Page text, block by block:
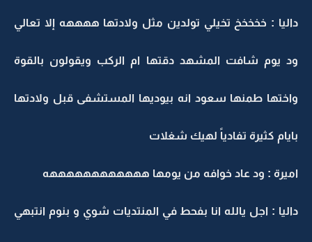
داليا : خخخخخ تخيلي تولدين مثل ولادتها ههههه إلا تعالي
ود يوم شافت المشهد دقتها ام الركب ويقولون بالقوة
واختها طمنها سعود انه بيوديها المستشفى قبل ولادتها
بايام كثيرة تفادياً لهيك شغلات
اميرة : ود عاد خوافه من يومها ههههههههههههه
داليا : اجل يالله انا بفحط في المنتديات شوي و بنوم انتبهي